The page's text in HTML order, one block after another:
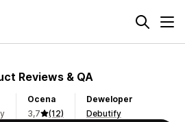
Reviews & QA
Ocena
3,7
(12)
Deweloper
Debutify